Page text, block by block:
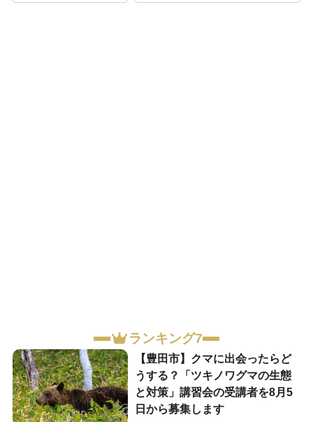
ランキング7
【豊田市】クマに出会ったらど
うする？「ツキノワグマの生態
と対策」講習会の受講者を8月5
日から募集します